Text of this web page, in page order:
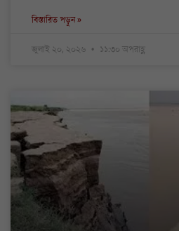
বিস্তারিত পড়ুন »
জুলাই ২০, ২০২৬ ১১:৩০ অপরাহ্ণ